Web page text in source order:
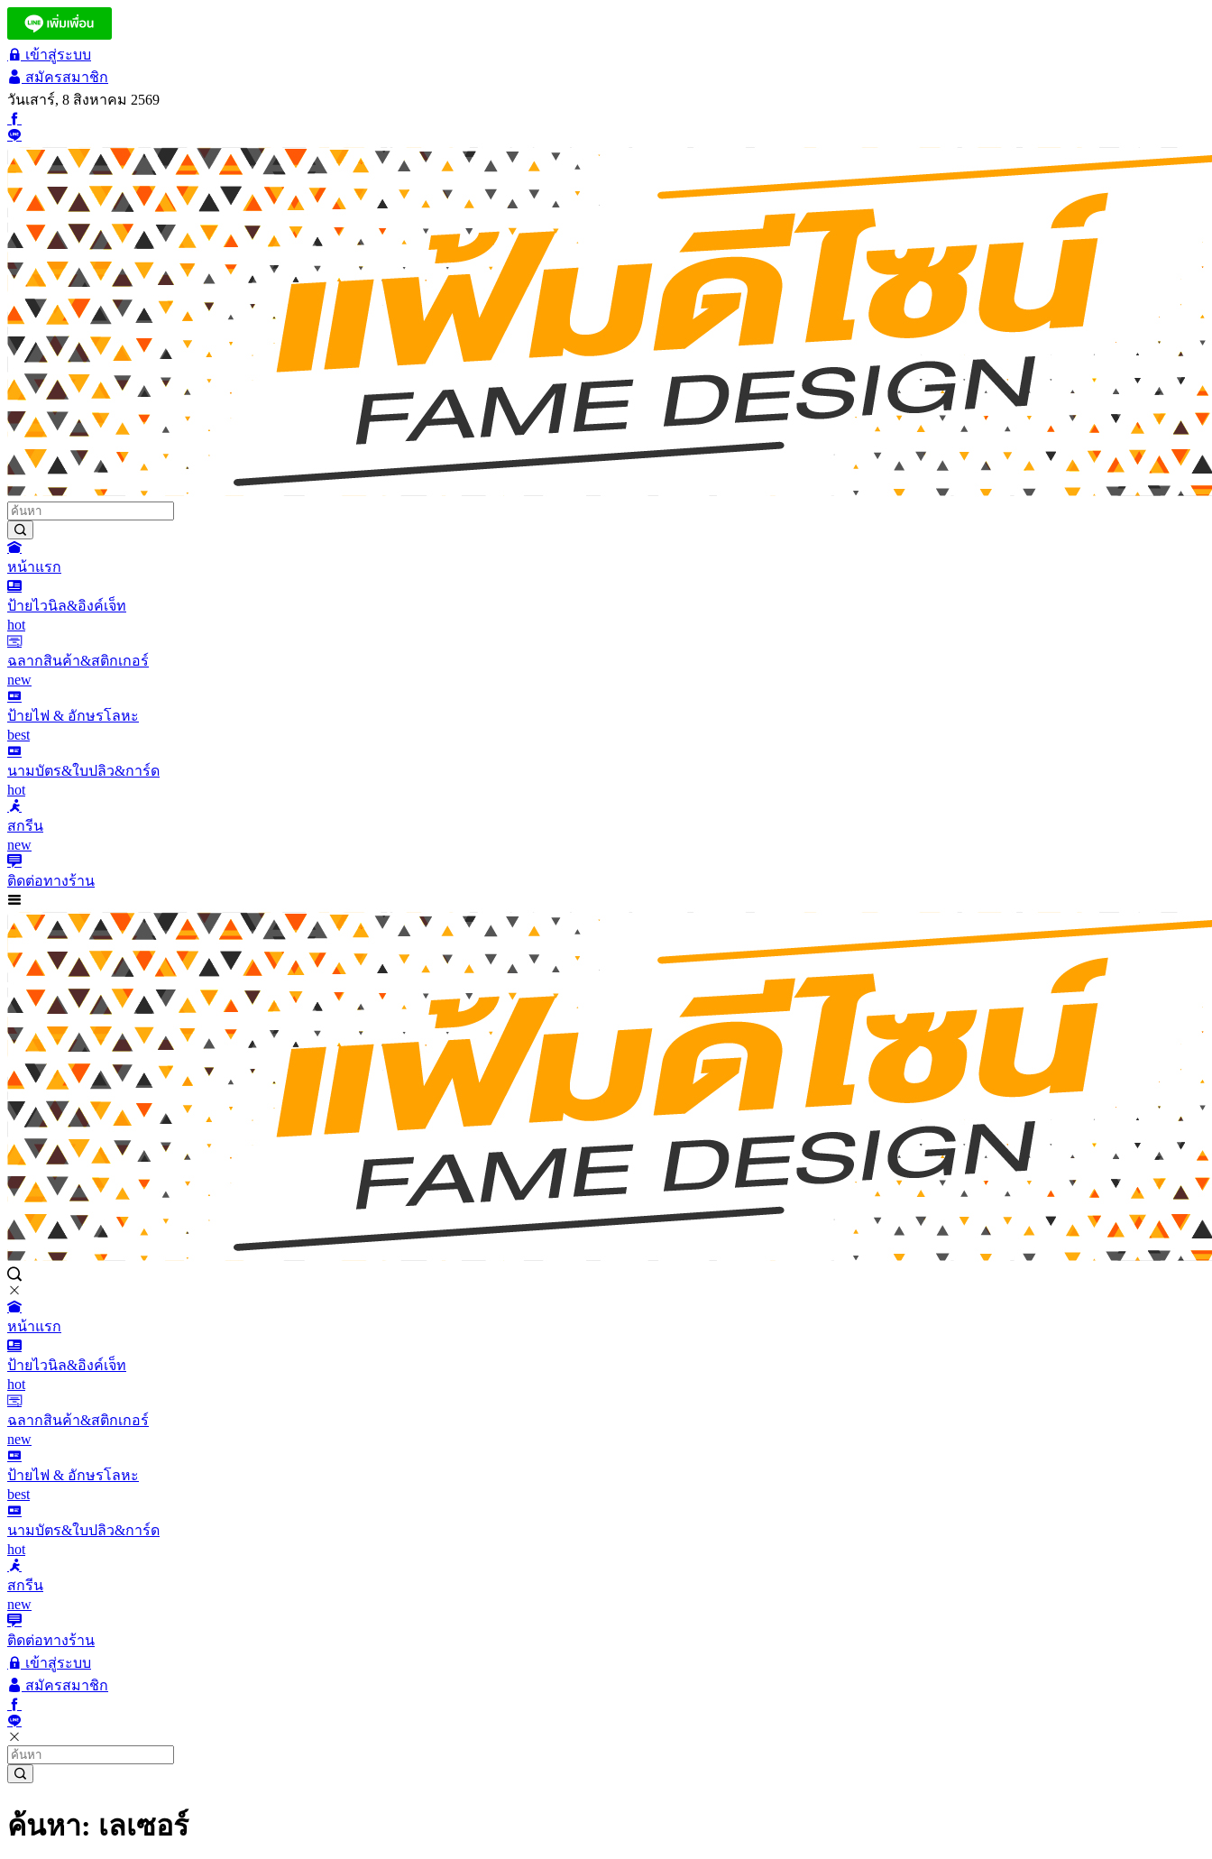
เข้าสู่ระบบ
สมัครสมาชิก
วันเสาร์, 8 สิงหาคม 2569
หน้าแรก
ป้ายไวนิล&อิงค์เจ็ท
hot
ฉลากสินค้า&สติกเกอร์
new
ป้ายไฟ & อักษรโลหะ
best
นามบัตร&ใบปลิว&การ์ด
hot
สกรีน
new
ติดต่อทางร้าน
หน้าแรก
ป้ายไวนิล&อิงค์เจ็ท
hot
ฉลากสินค้า&สติกเกอร์
new
ป้ายไฟ & อักษรโลหะ
best
นามบัตร&ใบปลิว&การ์ด
hot
สกรีน
new
ติดต่อทางร้าน
เข้าสู่ระบบ
สมัครสมาชิก
ค้นหา: เลเซอร์